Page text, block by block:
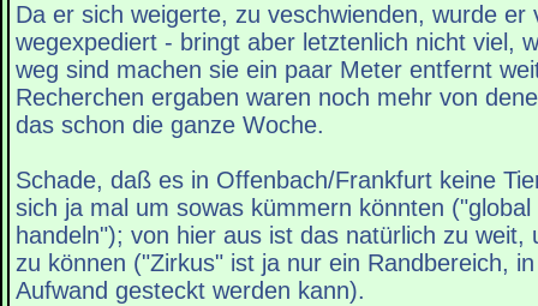
Da er sich weigerte, zu veschwienden, wurde er
wegexpediert - bringt aber letztenlich nicht viel,
weg sind machen sie ein paar Meter entfernt
Recherchen ergaben waren noch mehr von
das schon die ganze Woche.
Schade, daß es in Offenbach/Frankfurt keine
sich ja mal um sowas kümmern könnten
handeln"); von hier aus ist das natürlich zu weit,
zu können ("Zirkus" ist ja nur ein Randbereich,
Aufwand gesteckt werden kann).